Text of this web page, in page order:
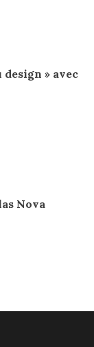
» avec
Nova